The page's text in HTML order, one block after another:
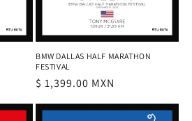
BMW DALLAS HALF MARATHON
FESTIVAL
Precio
$ 1,399.00 MXN